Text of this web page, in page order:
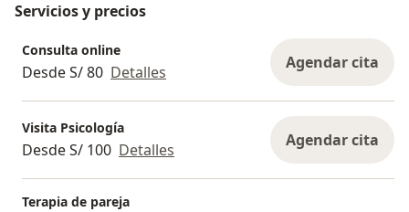
Servicios y precios
Consulta online
Desde S/ 80 Detalles Agendar cita
Visita Psicología
Desde S/ 100 Detalles Agendar cita
Terapia de pareja